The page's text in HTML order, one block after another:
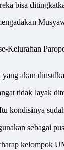
bisa
Kelurahan
akan
tidak layak
kondisinya
sebagai
kelompok